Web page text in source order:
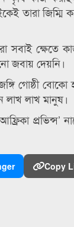
তারা জিম্মি
সবাই ক্ষেতে
জবায় দেয়নি।
গোষ্ঠী
লাখ লাখ মানুষ।
প্রভিন্স’
Copy